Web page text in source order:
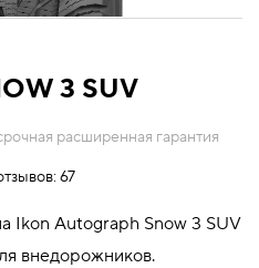
3 SUV
расширенная гарантия
67
Ikon Autograph Snow 3 SUV
внедорожников.